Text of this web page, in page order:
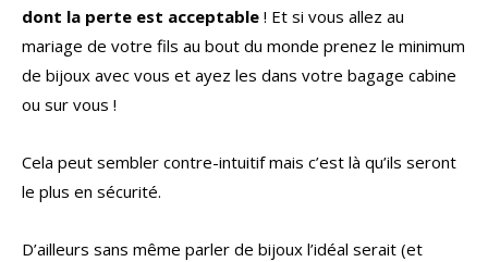
dont la perte est acceptable ! Et si vous allez au
mariage de votre fils au bout du monde prenez le minimum
de bijoux avec vous et ayez les dans votre bagage cabine
ou sur vous !
Cela peut sembler contre-intuitif mais c’est là qu’ils seront
le plus en sécurité.
D’ailleurs sans même parler de bijoux l’idéal serait (et